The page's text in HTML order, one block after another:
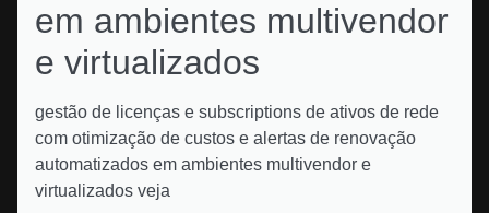
em ambientes multivendor
e virtualizados
gestão de licenças e subscriptions de ativos de rede
com otimização de custos e alertas de renovação
automatizados em ambientes multivendor e
virtualizados veja